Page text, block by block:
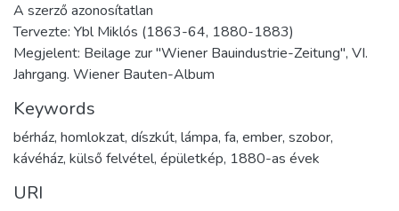
A szerző azonosítatlan
Tervezte: Ybl Miklós (1863-64, 1880-1883)
Megjelent: Beilage zur "Wiener Bauindustrie-Zeitung", VI.
Jahrgang. Wiener Bauten-Album
Keywords
bérház, homlokzat, díszkút, lámpa, fa, ember, szobor,
kávéház, külső felvétel, épületkép, 1880-as évek
URI